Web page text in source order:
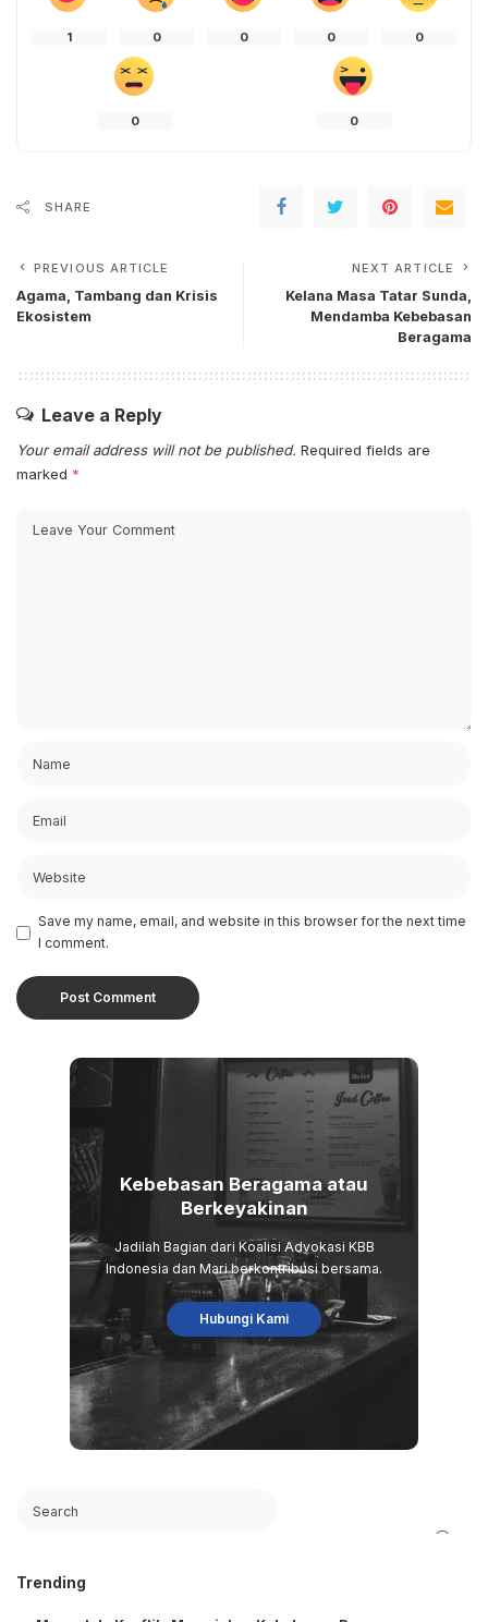
1 0 0 0 0
0 0
SHARE
PREVIOUS ARTICLE
Agama, Tambang dan Krisis
Ekosistem
NEXT ARTICLE
Kelana Masa Tatar Sunda,
Mendamba Kebebasan
Beragama
Leave a Reply
Your email address will not be published. Required fields are
marked *
Save my name, email, and website in this browser for the next time
I comment.
Kebebasan Beragama atau
Berkeyakinan
Jadilah Bagian dari Koalisi Advokasi KBB
Indonesia dan Mari berkontribusi bersama.
Hubungi Kami
Trending